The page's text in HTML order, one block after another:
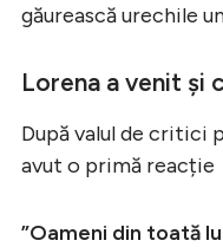
găurească urechile
Lorena a venit și
După valul de critici
avut o primă reacție
”Oameni din toată